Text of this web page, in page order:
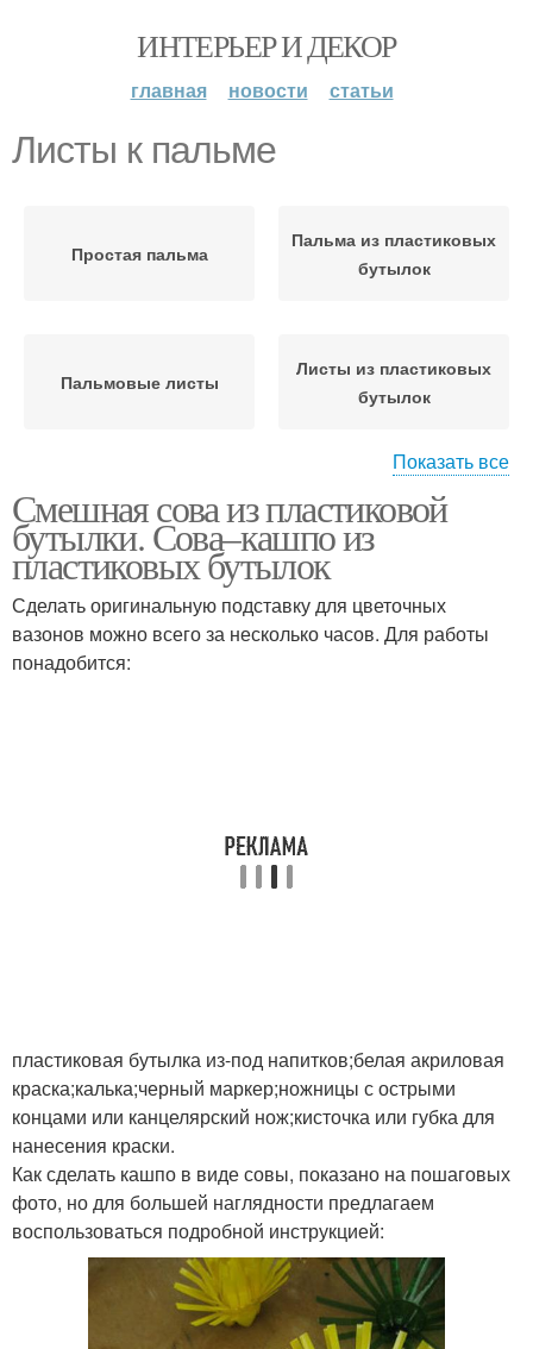
ИНТЕРЬЕР И ДЕКОР
главная новости статьи
Листы к пальме
Простая пальма
Пальма из пластиковых
бутылок
Пальмовые листы
Листы из пластиковых
бутылок
Пальма из бутылок
Пальма из
пластмассовых
бутылок
Показать все
Смешная сова из пластиковой
бутылки. Сова–кашпо из
пластиковых бутылок
Сделать оригинальную подставку для цветочных
вазонов можно всего за несколько часов. Для работы
понадобится:
пластиковая бутылка из-под напитков;белая акриловая
краска;калька;черный маркер;ножницы с острыми
концами или канцелярский нож;кисточка или губка для
нанесения краски.
Как сделать кашпо в виде совы, показано на пошаговых
фото, но для большей наглядности предлагаем
воспользоваться подробной инструкцией: